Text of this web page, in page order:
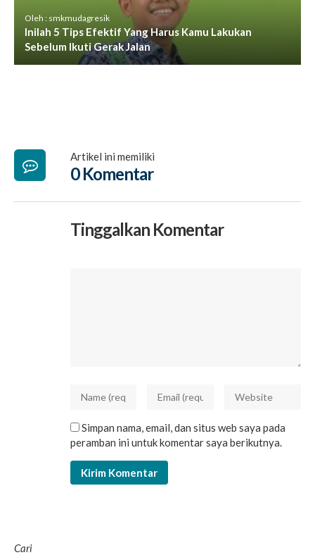
Oleh : smkmudagresik
Inilah 5 Tips Efektif Yang Harus Kamu Lakukan
Sebelum Ikuti Gerak Jalan
Artikel ini memiliki
0 Komentar
Tinggalkan Komentar
Simpan nama, email, dan situs web saya pada
peramban ini untuk komentar saya berikutnya.
Cari